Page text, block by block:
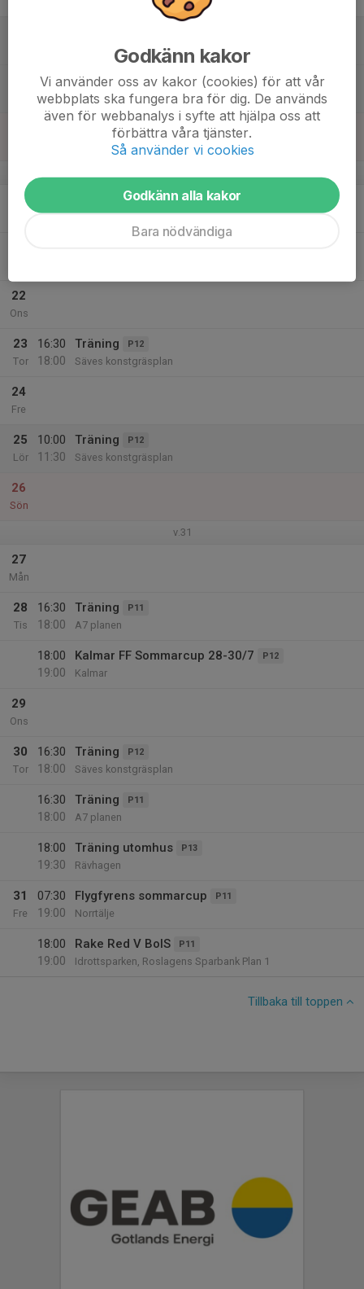
Säves konstgräsplan
10:00
12:00
Reunion-match A/B-lag
Säves Konstgräs
20
22
Ons
23
Tor
16:30
18:00
Träning P12
Säves konstgräsplan
24
Fre
25
Lör
10:00
11:30
Träning P12
Säves konstgräsplan
26
Sön
v.31
27
Mån
28
Tis
16:30
18:00
Träning P11
A7 planen
18:00
19:00
Kalmar FF Sommarcup 28-30/7 P12
Kalmar
29
Ons
30
Tor
16:30
18:00
Träning P12
Säves konstgräsplan
16:30
18:00
Träning P11
A7 planen
18:00
19:30
Träning utomhus P13
Rävhagen
31
Fre
07:30
19:00
Flygfyrens sommarcup P11
Norrtälje
18:00
19:00
Rake Red V BoIS P11
Idrottsparken, Roslagens Sparbank Plan 1
Tillbaka till toppen
Godkänn kakor
Vi använder oss av kakor (cookies) för att vår
webbplats ska fungera bra för dig. De används
även för webbanalys i syfte att hjälpa oss att
förbättra våra tjänster.
Så använder vi cookies
Godkänn alla kakor
Bara nödvändiga